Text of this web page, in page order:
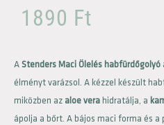
1890 Ft
AStenders Maci Ölelés habfürdőgolyó
élményt varázsol. A kézzel készült
miközben az aloe vera hidratálja, a
ápolja a bőrt. A bájos maci forma és